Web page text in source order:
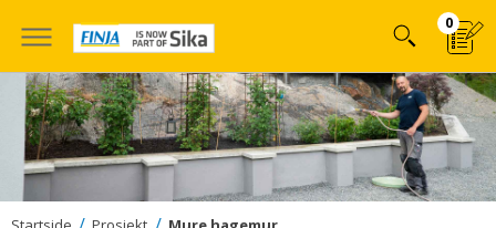
innehÃ¥llet
0